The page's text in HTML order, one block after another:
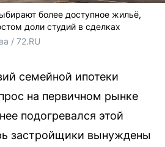
более доступное жильё,
доли студий в сделках
/ 72.RU
семейной ипотеки
на первичном рынке
подогревался этой
застройщики вынуждены